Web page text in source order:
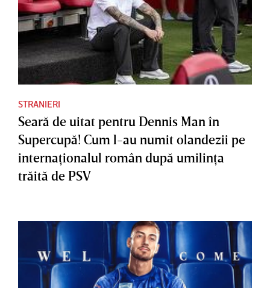
STRANIERI
Seară de uitat pentru Dennis Man în
Supercupă! Cum l-au numit olandezii pe
internaţionalul român după umilinţa
trăită de PSV